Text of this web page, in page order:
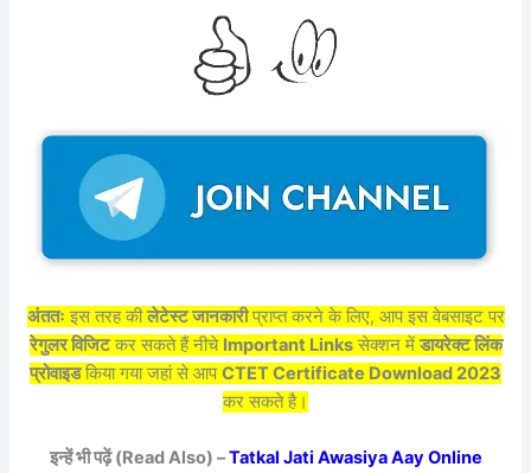
अंततः इस तरह कीलेटेस्ट जानकारीप्राप्त करने के लिए, आप इस वेबसाइट पर
रेगुलर विजिटकर सकते हैं नीचे Important Linksसेक्शन में डायरेक्ट लिंक
प्रोवाइडकिया गया जहां से आपCTET Certificate Download 2023
कर सकते है।
इन्हें भी पढ़ें (Read Also) –Tatkal Jati Awasiya Aay Online